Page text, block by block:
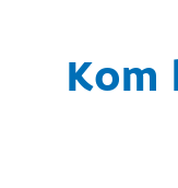
Kom